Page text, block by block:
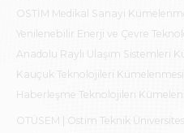
OSTİM Medikal Sanayi
Yenilenebilir Enerji ve Çevre
Anadolu Raylı Ulaşım Sistemleri
Kauçuk Teknolojileri Kümelenmesi
Haberleşme Teknolojileri
OTÜSEM | Ostim Teknik